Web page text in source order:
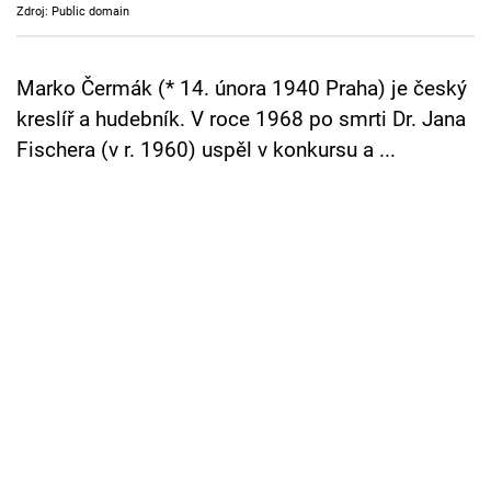
Cool Esport
Pořady
TV Program
Zdroj: Public domain
Marko Čermák (* 14. února 1940 Praha) je český
kreslíř a hudebník. V roce 1968 po smrti Dr. Jana
Fischera (v r. 1960) uspěl v konkursu a ...